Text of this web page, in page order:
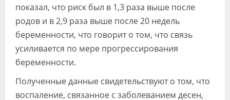
показал, что риск был в 1,3 раза выше после
родов и в 2,9 раза выше после 20 недель
беременности, что говорит о том, что связь
усиливается по мере прогрессирования
беременности.
Полученные данные свидетельствуют о том, что
воспаление, связанное с заболеванием десен,